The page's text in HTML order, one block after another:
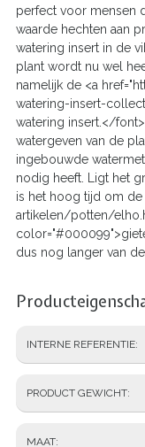
perfect voor mensen
waarde hechten aan
watering insert in de
plant wordt nu wel
namelijk de <a
watering-insert-
watering insert.</
watergeven van de
ingebouwde
nodig heeft. Ligt het
is het hoog tijd om
artikelen/potten/
dus nog langer van
INTERNE REFERENTIE
PRODUCT GEWICHT
MAAT